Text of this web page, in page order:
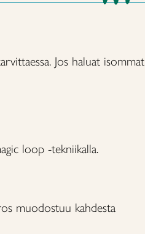
Jos haluat isommat
loop -tekniikalla.
muodostuu kahdesta